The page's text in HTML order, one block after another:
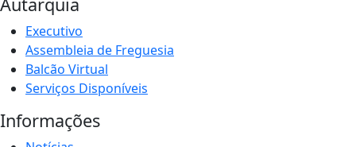
Executivo
Assembleia de Freguesia
Balcão Virtual
Serviços Disponíveis
Informações